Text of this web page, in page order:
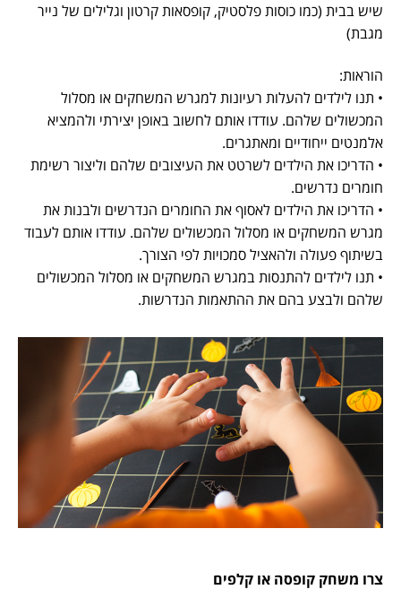
שיש בבית (כמו כוסות פלסטיק, קופסאות קרטון וגלילים של נייר
מגבת)
הוראות:
• תנו לילדים להעלות רעיונות למגרש המשחקים או מסלול
המכשולים שלהם. עודדו אותם לחשוב באופן יצירתי ולהמציא
אלמנטים ייחודיים ומאתגרים.
• הדריכו את הילדים לשרטט את העיצובים שלהם וליצור רשימת
חומרים נדרשים.
• הדריכו את הילדים לאסוף את החומרים הנדרשים ולבנות את
מגרש המשחקים או מסלול המכשולים שלהם. עודדו אותם לעבוד
בשיתוף פעולה ולהאציל סמכויות לפי הצורך.
• תנו לילדים להתנסות במגרש המשחקים או מסלול המכשולים
שלהם ולבצע בהם את ההתאמות הנדרשות.
צרו משחק קופסה או קלפים